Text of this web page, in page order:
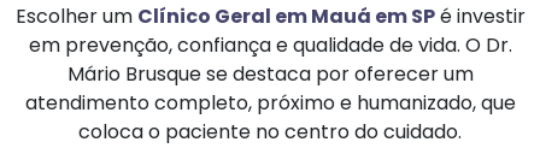
Escolher um Clínico Geral em Mauá em SPé investir
em prevenção, confiança e qualidade de vida. O Dr.
Mário Brusque se destaca por oferecer um
atendimento completo, próximo e humanizado, que
coloca o paciente no centro do cuidado.